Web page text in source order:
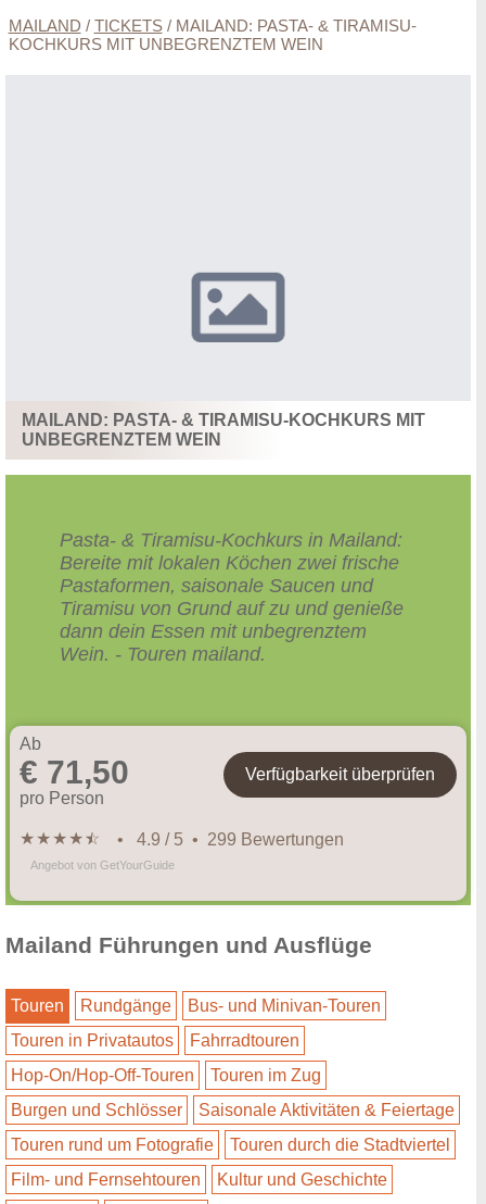
MAILAND / TICKETS/ MAILAND: PASTA- & TIRAMISU-
KOCHKURS MIT UNBEGRENZTEM WEIN
MAILAND: PASTA- & TIRAMISU-KOCHKURS MIT
UNBEGRENZTEM WEIN
Pasta- & Tiramisu-Kochkurs in Mailand:
Bereite mit lokalen Köchen zwei frische
Pastaformen, saisonale Saucen und
Tiramisu von Grund auf zu und genieße
dann dein Essen mit unbegrenztem
Wein. - Touren mailand.
Ab
€ 71,50
pro Person
Verfügbarkeit überprüfen
★★★★★
☆ • 4.9 / 5 • 299 Bewertungen
Angebot von GetYourGuide
Mailand Führungen und Ausflüge
Touren Rundgänge
Bus- und Minivan-Touren
Touren in Privatautos
Fahrradtouren
Hop-On/Hop-Off-Touren
Touren im Zug
Burgen und Schlösser
Saisonale Aktivitäten & Feiertage
Touren rund um Fotografie
Touren durch die Stadtviertel
Film- und Fernsehtouren
Kultur und Geschichte